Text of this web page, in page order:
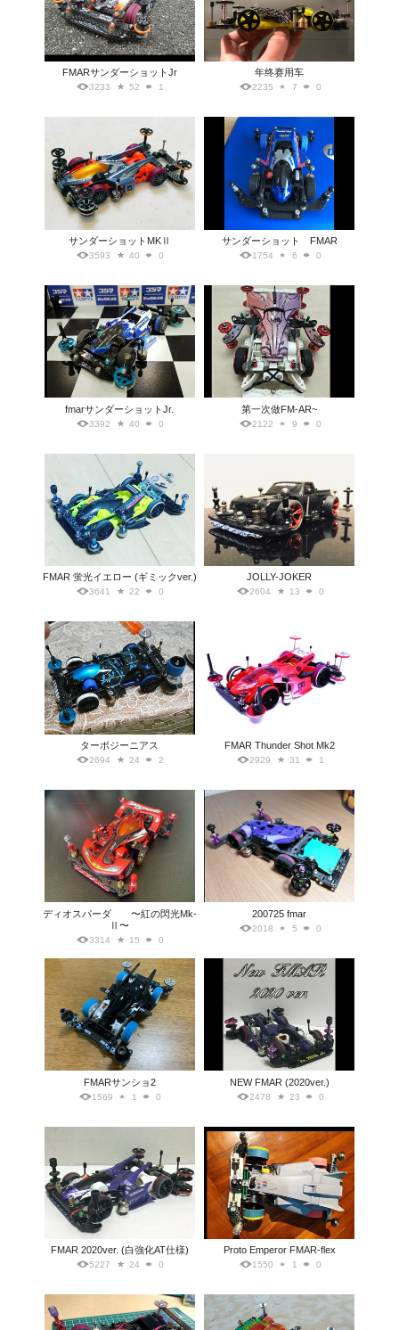
FMARサンダーショットJr
3233 52 1
年终赛用车
2235 7 0
サンダーショットMKⅡ
3593 40 0
サンダーショット FMAR
1754 6 0
fmarサンダーショットJr.
3392 40 0
第一次做FM-AR~
2122 9 0
FMAR 蛍光イエロー (ギミックver.)
3641 22 0
JOLLY-JOKER
2604 13 0
ターボジーニアス
2694 24 2
FMAR Thunder Shot Mk2
2929 31 1
ディオスパーダ 〜紅の閃光Mk-
Ⅱ〜
3314 15 0
200725 fmar
2018 5 0
FMARサンショ2
1569 1 0
NEW FMAR (2020ver.)
2478 23 0
FMAR 2020ver. (白強化AT仕様)
5227 24 0
Proto Emperor FMAR-flex
1550 1 0